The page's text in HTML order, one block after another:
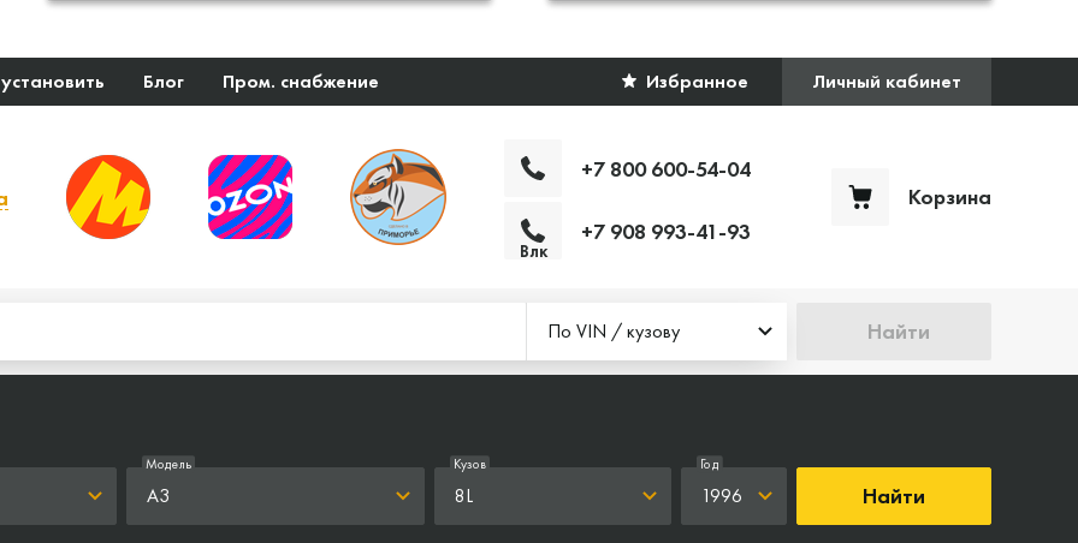
Блог Пром. снабжение Избранное Личный кабинет
+7 800 600-54-04
Влк
+7 908 993-41-93
Корзина
По VIN / кузову Найти
A3
Модель
8L
Кузов
1996
Год
Найти